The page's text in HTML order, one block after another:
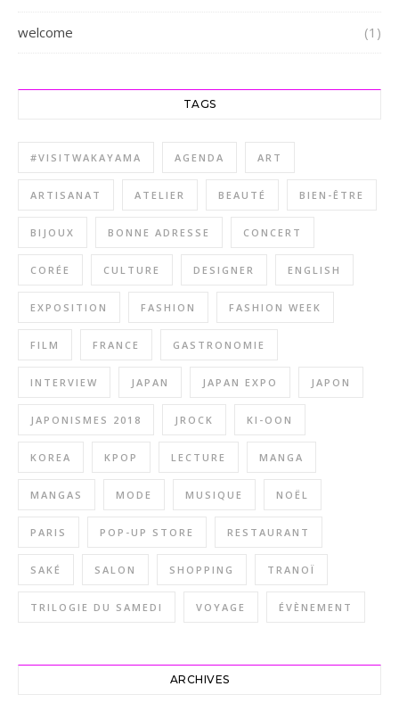
welcome (1)
TAGS
#VISITWAKAYAMA AGENDA ART
ARTISANAT ATELIER BEAUTÉ BIEN-ÊTRE
BIJOUX BONNE ADRESSE CONCERT
CORÉE CULTURE DESIGNER ENGLISH
EXPOSITION FASHION FASHION WEEK
FILM FRANCE GASTRONOMIE
INTERVIEW JAPAN JAPAN EXPO JAPON
JAPONISMES 2018 JROCK KI-OON
KOREA KPOP LECTURE MANGA
MANGAS MODE MUSIQUE NOËL
PARIS POP-UP STORE RESTAURANT
SAKÉ SALON SHOPPING TRANOÏ
TRILOGIE DU SAMEDI VOYAGE ÉVÈNEMENT
ARCHIVES